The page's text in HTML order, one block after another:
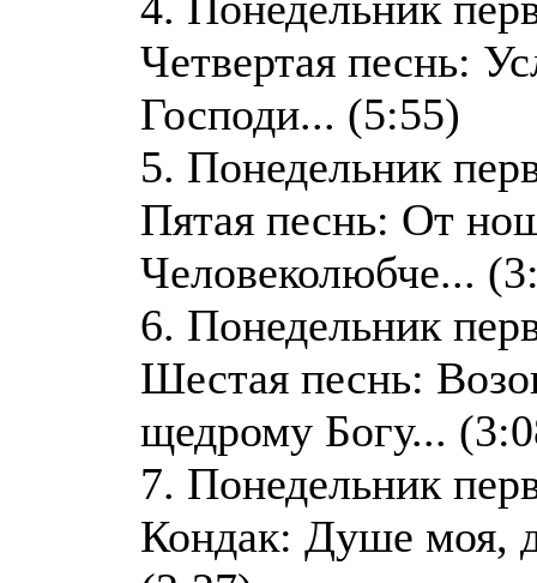
Четвертая песнь:
Господи... (5:55)
5. Понедельник
Пятая песнь: От
Человеколюбче...
6. Понедельник
Шестая песнь:
щедрому Богу...
7. Понедельник
Кондак: Душе моя,